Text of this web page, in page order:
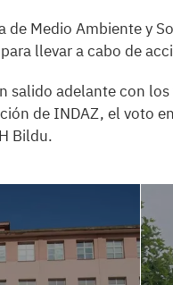
de Medio Ambiente y
llevar a cabo de
salido adelante con
de INDAZ, el voto
Bildu.